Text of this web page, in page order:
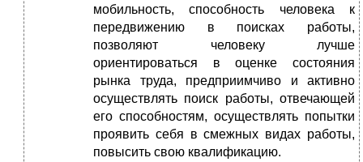
мобильность, способность человека к
передвижению в поисках работы,
позволяют человеку лучше
ориентироваться в оценке состояния
рынка труда, предприимчиво и активно
осуществлять поиск работы, отвечающей
его способностям, осуществлять попытки
проявить себя в смежных видах работы,
повысить свою квалификацию.